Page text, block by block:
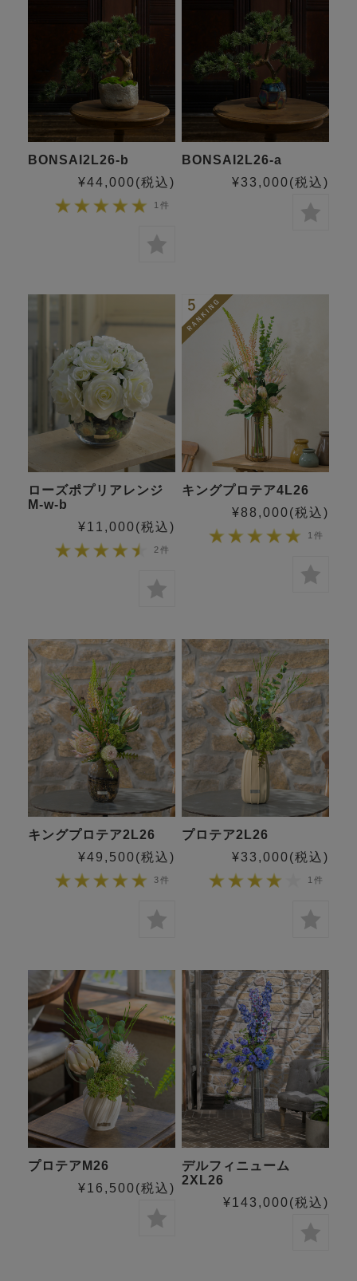
BONSAI2L26-b
¥44,000(税込)
1件
BONSAI2L26-a
¥33,000(税込)
ローズポプリアレンジ
M-w-b
¥11,000(税込)
2件
キングプロテア4L26
¥88,000(税込)
1件
キングプロテア2L26
¥49,500(税込)
3件
プロテア2L26
¥33,000(税込)
1件
プロテアM26
¥16,500(税込)
デルフィニューム
2XL26
¥143,000(税込)